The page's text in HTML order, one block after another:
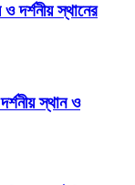
দর্শনীয় স্থানের
স্থান ও